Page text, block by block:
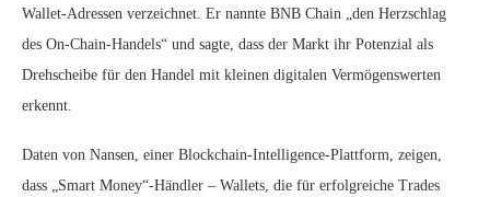
Wallet-Adressen verzeichnet. Er nannte BNB Chain „den Herzschlag
des On-Chain-Handels“ und sagte, dass der Markt ihr Potenzial als
Drehscheibe für den Handel mit kleinen digitalen Vermögenswerten
erkennt.
Daten von Nansen, einer Blockchain-Intelligence-Plattform, zeigen,
dass „Smart Money“-Händler – Wallets, die für erfolgreiche Trades